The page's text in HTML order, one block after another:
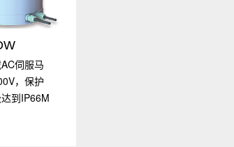
伺服马
，保护
到IP66M